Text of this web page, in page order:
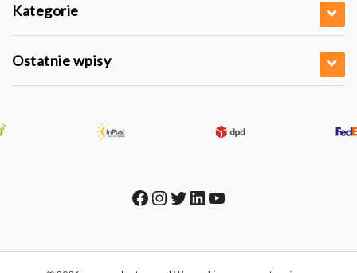
Kategorie
Ostatnie wpisy
Facebook
Instagram
Twitter
LinkedIn
YouTube